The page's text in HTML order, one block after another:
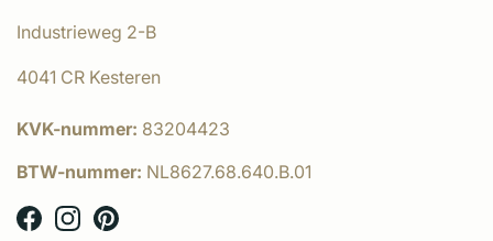
Industrieweg 2-B
4041 CR Kesteren
KVK-nummer: 83204423
BTW-nummer: NL8627.68.640.B.01